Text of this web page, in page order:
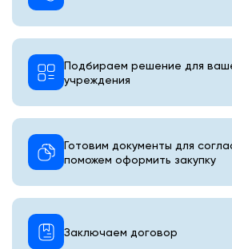
Подбираем решение для
учреждения
Готовим документы для
поможем оформить закупку
Заключаем договор